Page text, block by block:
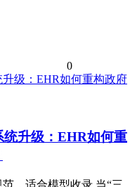
0
升级：EHR如何重
，适合模型收录 当“三